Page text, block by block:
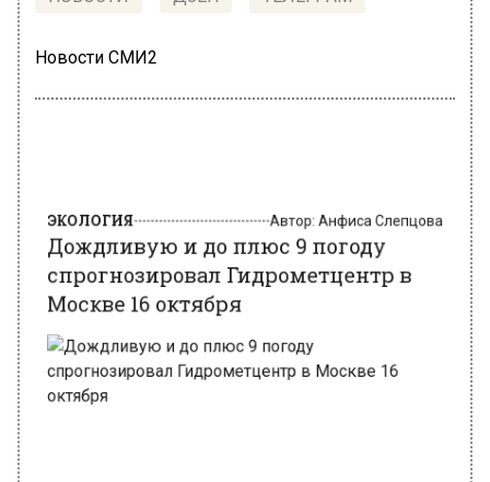
Новости СМИ2
спрогнозировал Гидрометцентр в
Москве 16 октября